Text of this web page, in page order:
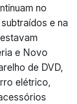
no
e na
e Novo
de DVD,
elétrico,